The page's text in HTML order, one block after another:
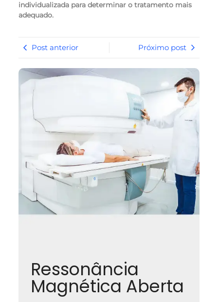
individualizada para determinar o tratamento mais
adequado.
Post anterior Próximo post
Ressonância
Magnética Aberta